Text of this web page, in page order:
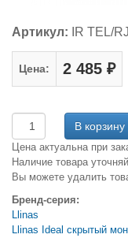
Артикул: IR TEL/
Цена: 2 485 ₽
Цена актуальна при
Наличие товара
Вы можете удалить
Бренд-серия:
Llinas
Llinas Ideal скрытый